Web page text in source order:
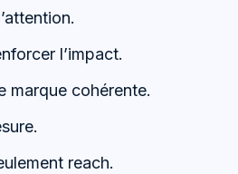
l’impact.
marque cohérente.
reach.